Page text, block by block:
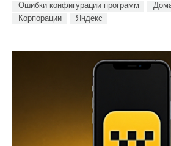
Ошибки конфигурации программ
Корпорации
Яндекс